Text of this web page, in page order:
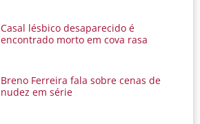
Casal lésbico desaparecido é
encontrado morto em cova rasa
Breno Ferreira fala sobre cenas de
nudez em série